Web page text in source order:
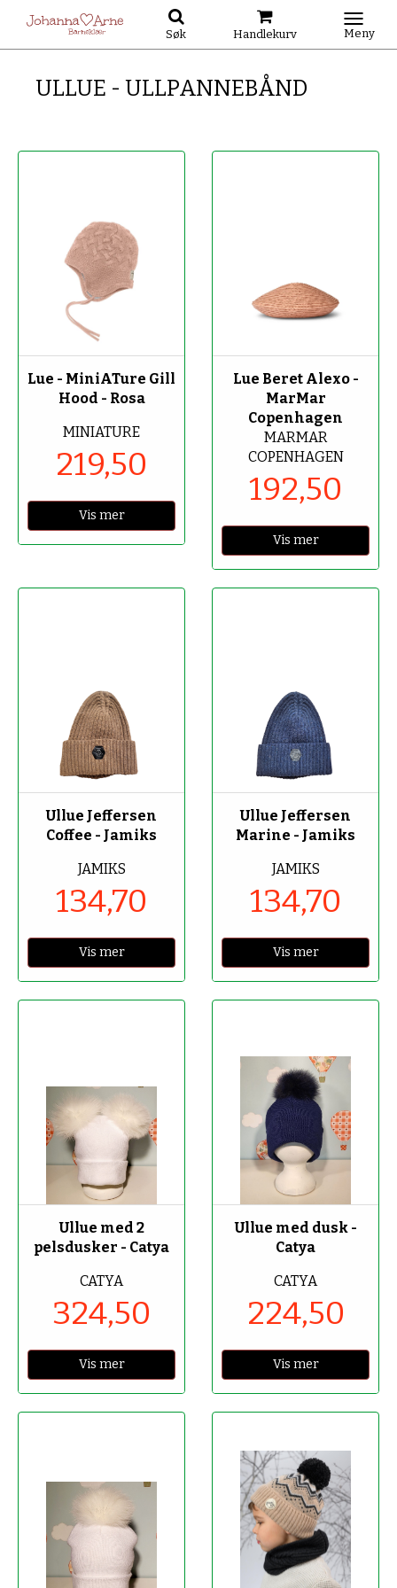
Søk Handlekurv Meny
ULLUE - ULLPANNEBÅND
-50%
Lue - MiniATure Gill
Hood - Rosa
MINIATURE
219,50
Vis mer
Lue Beret Alexo -
MarMar
Copenhagen
MARMAR
COPENHAGEN
192,50
Vis mer
-70%
Ullue Jeffersen
Coffee - Jamiks
JAMIKS
134,70
Vis mer
-70%
Ullue Jeffersen
Marine - Jamiks
JAMIKS
134,70
Vis mer
-50%
Ullue med 2
pelsdusker - Catya
CATYA
324,50
Vis mer
-50%
Ullue med dusk -
Catya
CATYA
224,50
Vis mer